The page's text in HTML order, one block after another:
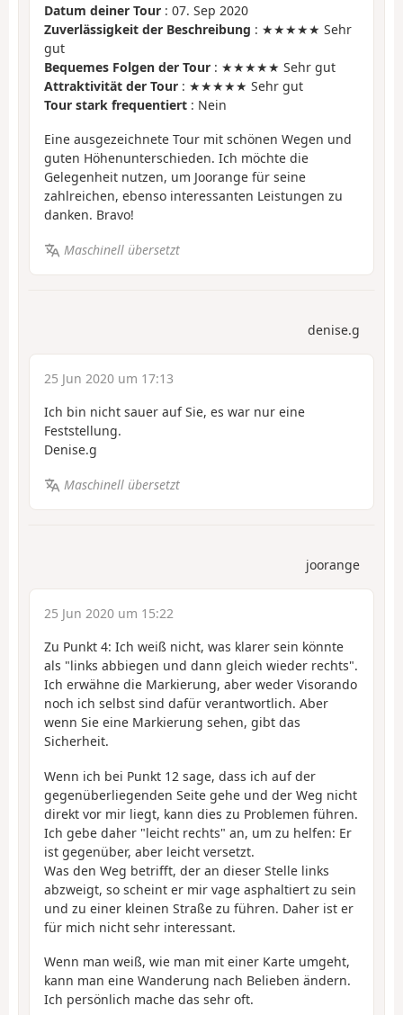
Datum deiner Tour : 07. Sep 2020
Zuverlässigkeit der Beschreibung : ★★★★★ Sehr
gut
Bequemes Folgen der Tour : ★★★★★ Sehr gut
Attraktivität der Tour : ★★★★★ Sehr gut
Tour stark frequentiert : Nein
Eine ausgezeichnete Tour mit schönen Wegen und
guten Höhenunterschieden. Ich möchte die
Gelegenheit nutzen, um Joorange für seine
zahlreichen, ebenso interessanten Leistungen zu
danken. Bravo!
Maschinell übersetzt
denise.g
25 Jun 2020 um 17:13
Ich bin nicht sauer auf Sie, es war nur eine
Feststellung.
Denise.g
Maschinell übersetzt
joorange
25 Jun 2020 um 15:22
Zu Punkt 4: Ich weiß nicht, was klarer sein könnte
als "links abbiegen und dann gleich wieder rechts".
Ich erwähne die Markierung, aber weder Visorando
noch ich selbst sind dafür verantwortlich. Aber
wenn Sie eine Markierung sehen, gibt das
Sicherheit.
Wenn ich bei Punkt 12 sage, dass ich auf der
gegenüberliegenden Seite gehe und der Weg nicht
direkt vor mir liegt, kann dies zu Problemen führen.
Ich gebe daher "leicht rechts" an, um zu helfen: Er
ist gegenüber, aber leicht versetzt.
Was den Weg betrifft, der an dieser Stelle links
abzweigt, so scheint er mir vage asphaltiert zu sein
und zu einer kleinen Straße zu führen. Daher ist er
für mich nicht sehr interessant.
Wenn man weiß, wie man mit einer Karte umgeht,
kann man eine Wanderung nach Belieben ändern.
Ich persönlich mache das sehr oft.